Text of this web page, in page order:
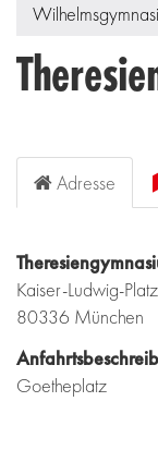
Adresse
Kaiser-Ludwig-
80336 München
Goetheplatz